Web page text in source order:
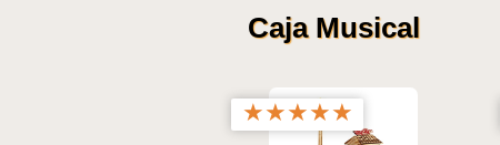
Caja Musical
★★★★★